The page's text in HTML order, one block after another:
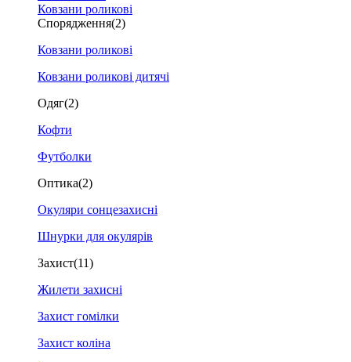
Ковзани роликові
Спорядження(2)
Ковзани роликові
Ковзани роликові дитячі
Одяг(2)
Кофти
Футболки
Оптика(2)
Окуляри сонцезахисні
Шнурки для окулярів
Захист(11)
Жилети захисні
Захист гомілки
Захист коліна